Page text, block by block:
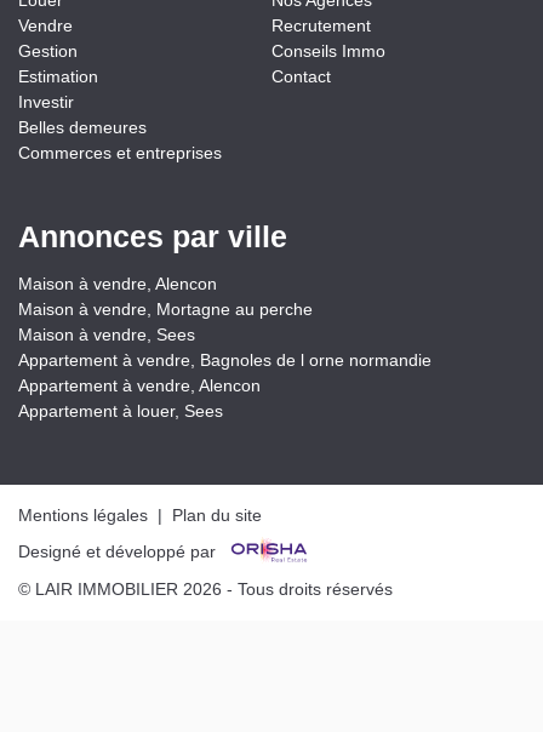
Vendre
Gestion
Estimation
Investir
Belles demeures
Commerces et entreprises
Recrutement
Conseils Immo
Contact
Annonces par ville
Maison à vendre, Alencon
Maison à vendre, Mortagne au perche
Maison à vendre, Sees
Appartement à vendre, Bagnoles de l orne normandie
Appartement à vendre, Alencon
Appartement à louer, Sees
Mentions légales | Plan du site
Designé et développé par
© LAIR IMMOBILIER 2026 - Tous droits réservés